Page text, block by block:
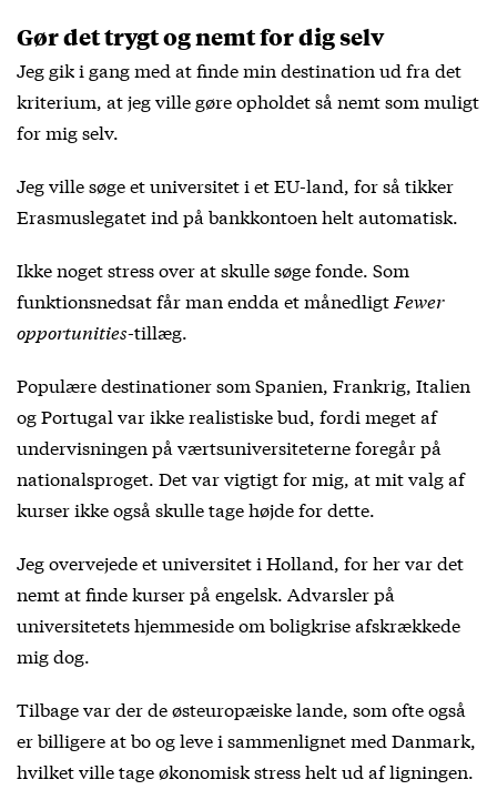
Gør det trygt og nemt for dig selv
Jeg gik i gang med at finde min destination ud fra det
kriterium, at jeg ville gøre opholdet så nemt som muligt
for mig selv.
Jeg ville søge et universitet i et EU-land, for så tikker
Erasmuslegatet ind på bankkontoen helt automatisk.
Ikke noget stress over at skulle søge fonde. Som
funktionsnedsat får man endda et månedligt Fewer
opportunities-tillæg.
Populære destinationer som Spanien, Frankrig, Italien
og Portugal var ikke realistiske bud, fordi meget af
undervisningen på værtsuniversiteterne foregår på
nationalsproget. Det var vigtigt for mig, at mit valg af
kurser ikke også skulle tage højde for dette.
Jeg overvejede et universitet i Holland, for her var det
nemt at finde kurser på engelsk. Advarsler på
universitetets hjemmeside om boligkrise afskrækkede
mig dog.
Tilbage var der de østeuropæiske lande, som ofte også
er billigere at bo og leve i sammenlignet med Danmark,
hvilket ville tage økonomisk stress helt ud af ligningen.